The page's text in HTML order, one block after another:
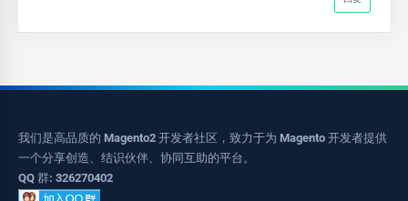
我们是高品质的 Magento2 开发者社区，致力于为 Magento 开发者提供
一个分享创造、结识伙伴、协同互助的平台。
QQ 群: 326270402